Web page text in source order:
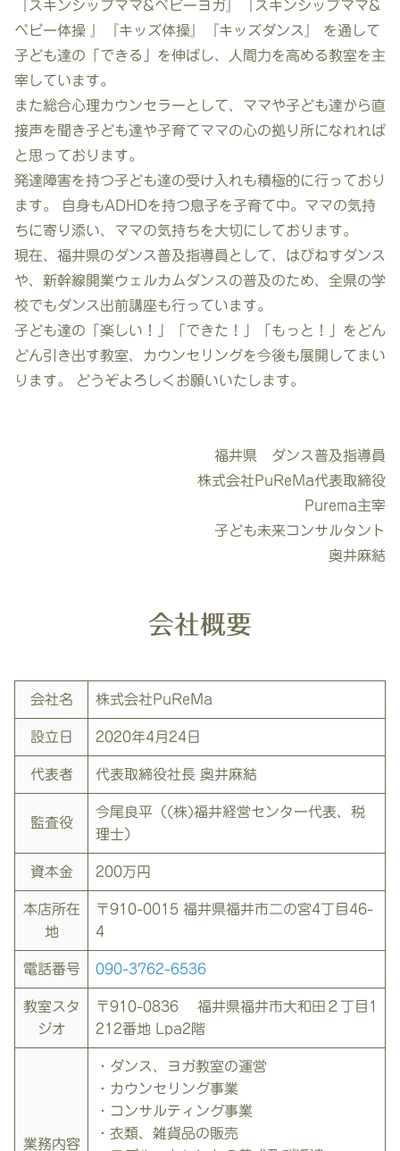
『スキンシップママ&ベビーヨガ』『スキンシップママ&
ベビー体操 』『キッズ体操』『キッズダンス』 を通して
子ども達の「できる」を伸ばし、人間力を高める教室を主
宰しています。
また総合心理カウンセラーとして、ママや子ども達から直
接声を聞き子ども達や子育てママの心の拠り所になれれば
と思っております。
発達障害を持つ子ども達の受け入れも積極的に行っており
ます。 自身もADHDを持つ息子を子育て中。ママの気持
ちに寄り添い、ママの気持ちを大切にしております。
現在、福井県のダンス普及指導員として、はぴねすダンス
や、新幹線開業ウェルカムダンスの普及のため、全県の学
校でもダンス出前講座も行っています。
子ども達の「楽しい！」「できた！」「もっと！」をどん
どん引き出す教室、カウンセリングを今後も展開してまい
ります。 どうぞよろしくお願いいたします。
福井県 ダンス普及指導員
株式会社PuReMa代表取締役
Purema主宰
子ども未来コンサルタント
奥井麻結
会社概要
会社名 株式会社PuReMa
設立日 2020年4月24日
代表者 代表取締役社⻑ 奥井麻結
監査役
今尾良平（(株)福井経営センター代表、税
理士）
資本金 200万円
本店所在
地
〒910-0015 福井県福井市⼆の宮4丁⽬46-
4
電話番号 090-3762-6536
教室スタ
ジオ
〒910-0836 福井県福井市大和田２丁目1
212番地 Lpa2階
業務内容
・ダンス、ヨガ教室の運営
・カウンセリング事業
・コンサルティング事業
・衣類、雑貨品の販売